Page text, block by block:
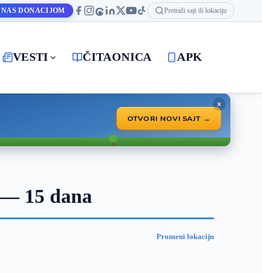
DONACIJOM Pretraži sajt ili lokaciju
VESTI ČITAONICA APK
OTVORI NOVI SAJT →
×
15 dana
Promeni lokaciju